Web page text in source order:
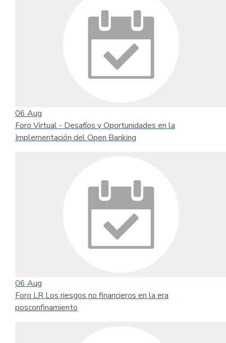
06 Aug
Foro Virtual - Desafíos y Oportunidades en la
Implementación del Open Banking
06 Aug
Foro LR Los riesgos no financieros en la era
posconfinamiento